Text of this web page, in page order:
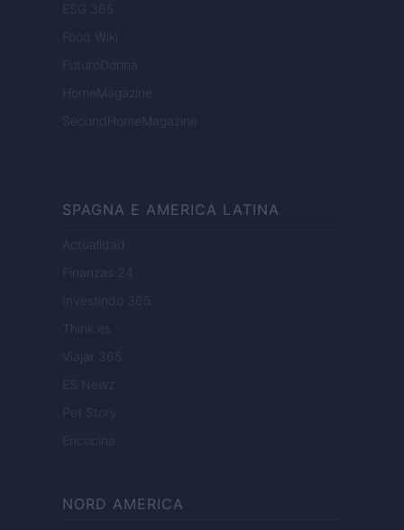
ESG 365
Food Wiki
FuturoDonna
HomeMagazine
SecondHomeMagazine
SPAGNA E AMERICA LATINA
Actualidad
Finanzas 24
Investindo 365
Think.es
Viajar 365
ES Newz
Pet Story
Encocina
NORD AMERICA